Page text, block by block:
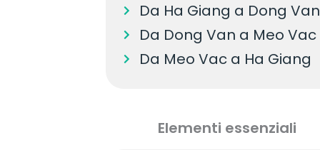
Da Ha Giang a Dong Van
Da Dong Van a Meo Vac
Da Meo Vac a Ha Giang
Elementi essenziali